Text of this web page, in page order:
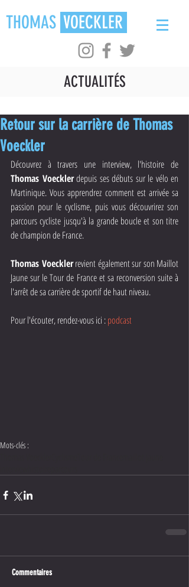
THOMAS VOECKLER
ACTUALITÉS
Retour sur la carrière de Thomas
Voeckler
Thomas Voeckler depuis ses débuts sur le vélo en
Martinique. Vous apprendrez comment est arrivée sa
passion pour le cyclisme, puis vous découvrirez son
parcours cycliste jusqu'à la grande boucle et son titre
de champion de France.
Thomas Voeckler revient également sur son Maillot
Jaune sur le Tour de France et sa reconversion suite à
l'arrêt de sa carrière de sportif de haut niveau.
Pour l'écouter, rendez-vous ici : podcast
Mots-clés :
Commentaires